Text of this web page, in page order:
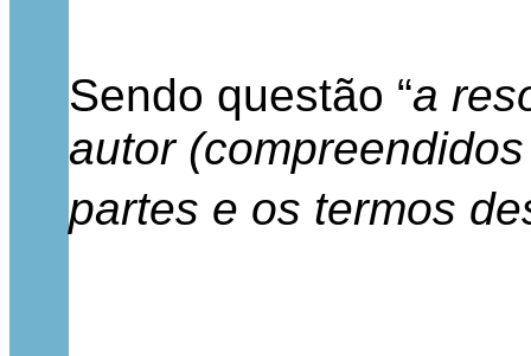
Sendo questão “a
autor
partes e os termos